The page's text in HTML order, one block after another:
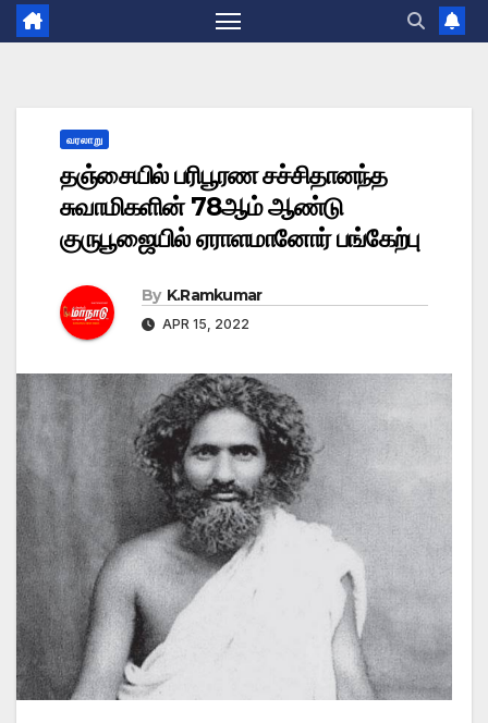
வரலாறு
தஞ்சையில் பரிபூரண சச்சிதானந்த
சுவாமிகளின் 78ஆம் ஆண்டு
குருபூஜையில் ஏராளமானோர் பங்கேற்பு
By K.Ramkumar
APR 15, 2022